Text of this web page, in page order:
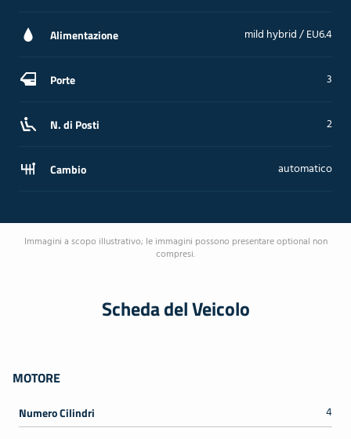
Alimentazione mild hybrid / EU6.4
Porte 3
N. di Posti 2
Cambio automatico
Immagini a scopo illustrativo; le immagini possono presentare optional non
compresi.
Scheda del Veicolo
MOTORE
Numero Cilindri 4